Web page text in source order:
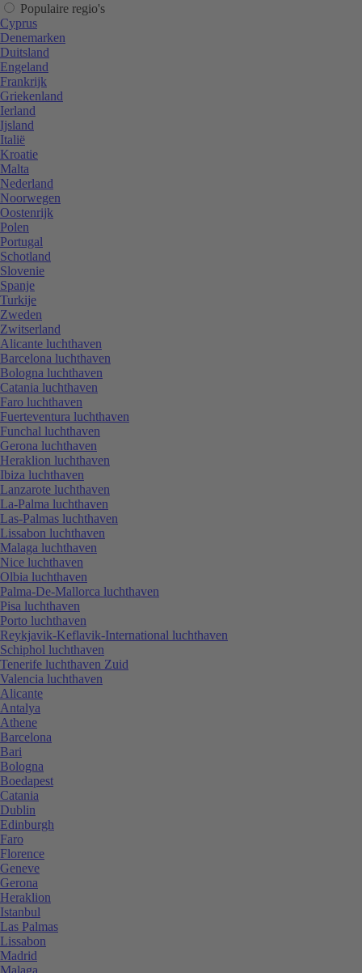
Populaire regio's
Cyprus
Denemarken
Duitsland
Engeland
Frankrijk
Griekenland
Ierland
Ijsland
Italië
Kroatie
Malta
Nederland
Noorwegen
Oostenrijk
Polen
Portugal
Schotland
Slovenie
Spanje
Turkije
Zweden
Zwitserland
Alicante luchthaven
Barcelona luchthaven
Bologna luchthaven
Catania luchthaven
Faro luchthaven
Fuerteventura luchthaven
Funchal luchthaven
Gerona luchthaven
Heraklion luchthaven
Ibiza luchthaven
Lanzarote luchthaven
La-Palma luchthaven
Las-Palmas luchthaven
Lissabon luchthaven
Malaga luchthaven
Nice luchthaven
Olbia luchthaven
Palma-De-Mallorca luchthaven
Pisa luchthaven
Porto luchthaven
Reykjavik-Keflavik-International luchthaven
Schiphol luchthaven
Tenerife luchthaven Zuid
Valencia luchthaven
Alicante
Antalya
Athene
Barcelona
Bari
Bologna
Boedapest
Catania
Dublin
Edinburgh
Faro
Florence
Geneve
Gerona
Heraklion
Istanbul
Las Palmas
Lissabon
Madrid
Malaga